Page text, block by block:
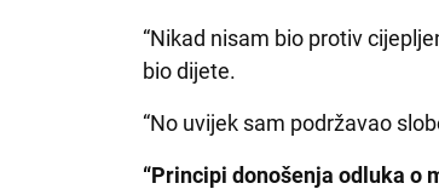
“Nikad nisam bio protiv
bio dijete.
“No uvijek sam podržavao
“Principi donošenja odluka o